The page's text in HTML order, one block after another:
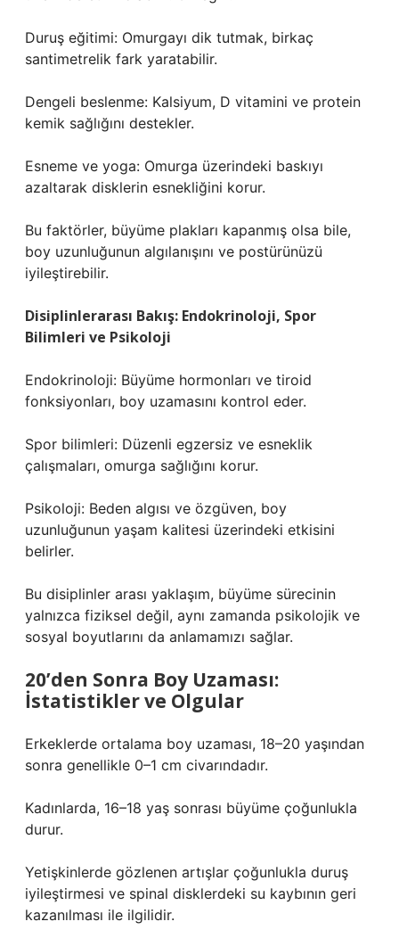
Duruş eğitimi: Omurgayı dik tutmak, birkaç
santimetrelik fark yaratabilir.
Dengeli beslenme: Kalsiyum, D vitamini ve protein
kemik sağlığını destekler.
Esneme ve yoga: Omurga üzerindeki baskıyı
azaltarak disklerin esnekliğini korur.
Bu faktörler, büyüme plakları kapanmış olsa bile,
boy uzunluğunun algılanışını ve postürünüzü
iyileştirebilir.
Disiplinlerarası Bakış: Endokrinoloji, Spor
Bilimleri ve Psikoloji
Endokrinoloji: Büyüme hormonları ve tiroid
fonksiyonları, boy uzamasını kontrol eder.
Spor bilimleri: Düzenli egzersiz ve esneklik
çalışmaları, omurga sağlığını korur.
Psikoloji: Beden algısı ve özgüven, boy
uzunluğunun yaşam kalitesi üzerindeki etkisini
belirler.
Bu disiplinler arası yaklaşım, büyüme sürecinin
yalnızca fiziksel değil, aynı zamanda psikolojik ve
sosyal boyutlarını da anlamamızı sağlar.
20’den Sonra Boy Uzaması:
İstatistikler ve Olgular
Erkeklerde ortalama boy uzaması, 18–20 yaşından
sonra genellikle 0–1 cm civarındadır.
Kadınlarda, 16–18 yaş sonrası büyüme çoğunlukla
durur.
Yetişkinlerde gözlenen artışlar çoğunlukla duruş
iyileştirmesi ve spinal disklerdeki su kaybının geri
kazanılması ile ilgilidir.